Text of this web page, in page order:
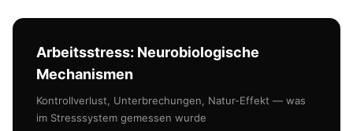
Arbeitsstress: Neurobiologische
Mechanismen
Kontrollverlust, Unterbrechungen, Natur-Effekt — was
im Stresssystem gemessen wurde